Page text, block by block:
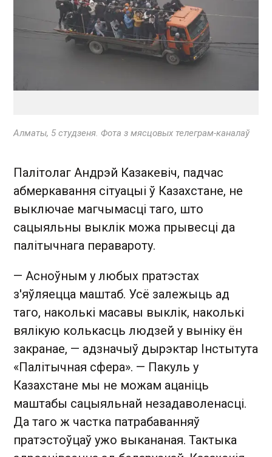
Алматы, 5 студзеня. Фота з мясцовых телеграм-каналаў
Палітолаг Андрэй Казакевіч, падчас
абмеркавання сітуацыі ў Казахстане, не
выключае магчымасці таго, што
сацыяльны выклік можа прывесці да
палітычнага перавароту.
— Асноўным у любых пратэстах
з'яўляецца маштаб. Усё залежыць ад
таго, наколькі масавы выклік, наколькі
вялікую колькасць людзей у выніку ён
закранае, — адзначыў дырэктар Інстытута
«Палітычная сфера». — Пакуль у
Казахстане мы не можам ацаніць
маштабы сацыяльнай незадаволенасці.
Да таго ж частка патрабаванняў
пратэстоўцаў ужо выкананая. Тактыка